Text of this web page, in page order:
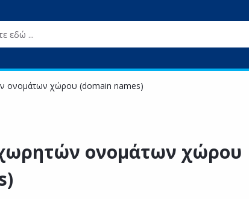
εδώ ...
ονομάτων χώρου (domain names)
ονομάτων χώρου